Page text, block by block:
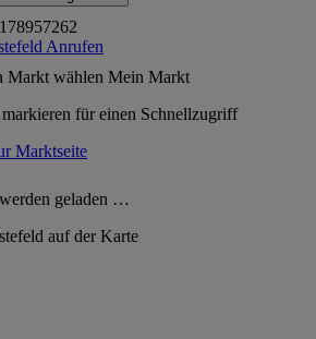
Anrufen
Markt wählen Mein Markt
für einen Schnellzugriff
Marktseite
geladen …
auf der Karte